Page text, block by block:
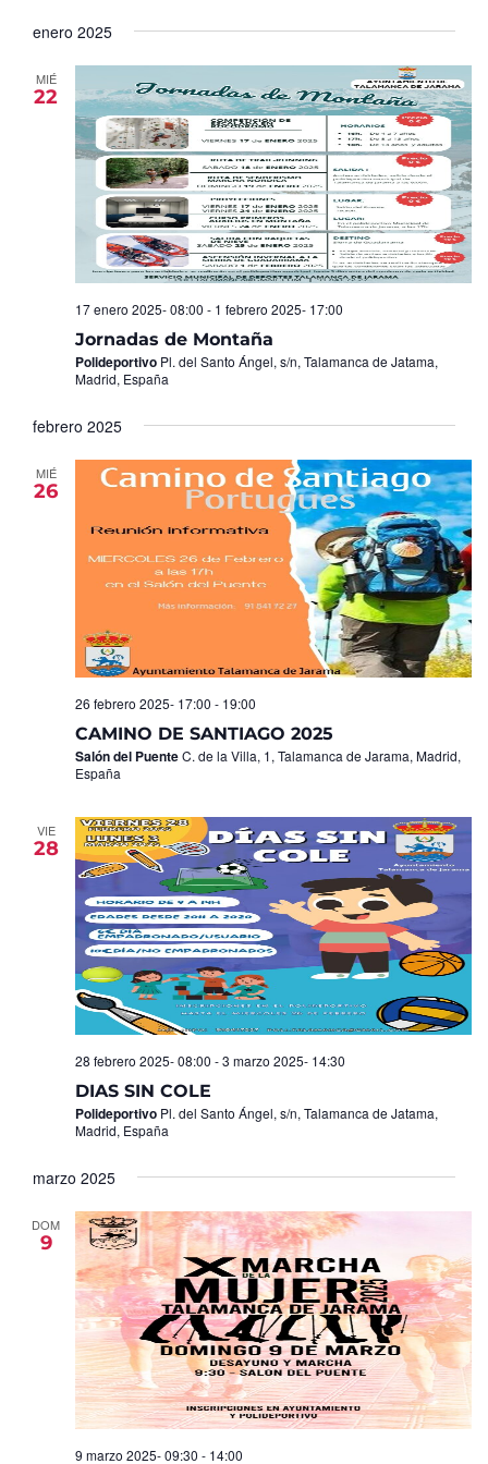
de
Eventos
enero 2025
MIÉ
22
Jornadas de Montaña
17 enero 2025- 08:00 - 1 febrero 2025- 17:00
Polideportivo Pl. del Santo Ángel, s/n, Talamanca de Jatama,
Madrid, España
febrero 2025
MIÉ
26
CAMINO DE SANTIAGO 2025
26 febrero 2025- 17:00 - 19:00
Salón del PuenteC. de la Villa, 1, Talamanca de Jarama, Madrid,
España
VIE
28
DIAS SIN COLE
28 febrero 2025- 08:00 -3 marzo 2025- 14:30
Polideportivo Pl. del Santo Ángel, s/n, Talamanca de Jatama,
Madrid, España
marzo 2025
DOM
9
9 marzo 2025- 09:30 - 14:00